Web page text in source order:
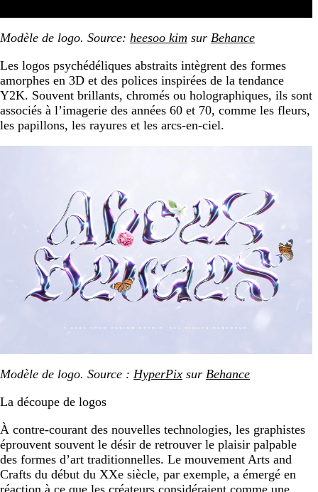
Modèle de logo. Source: heesoo kim sur Behance
Les logos psychédéliques abstraits intègrent des formes
amorphes en 3D et des polices inspirées de la tendance
Y2K. Souvent brillants, chromés ou holographiques, ils sont
associés à l’imagerie des années 60 et 70, comme les fleurs,
les papillons, les rayures et les arcs-en-ciel.
Modèle de logo. Source : HyperPix sur Behance
La découpe de logos
À contre-courant des nouvelles technologies, les graphistes
éprouvent souvent le désir de retrouver le plaisir palpable
des formes d’art traditionnelles. Le mouvement Arts and
Crafts du début du XXe siècle, par exemple, a émergé en
réaction à ce que les créateurs considéraient comme une